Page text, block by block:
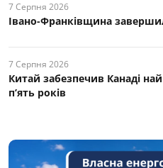
7 Серпня 2026
Івано-Франківщина
7 Серпня 2026
Китай забезпечив Канаді
п’ять років